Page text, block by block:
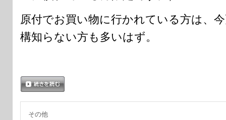
原付でお買い物に行かれている方は、
構知らない方も多いはず。
その他